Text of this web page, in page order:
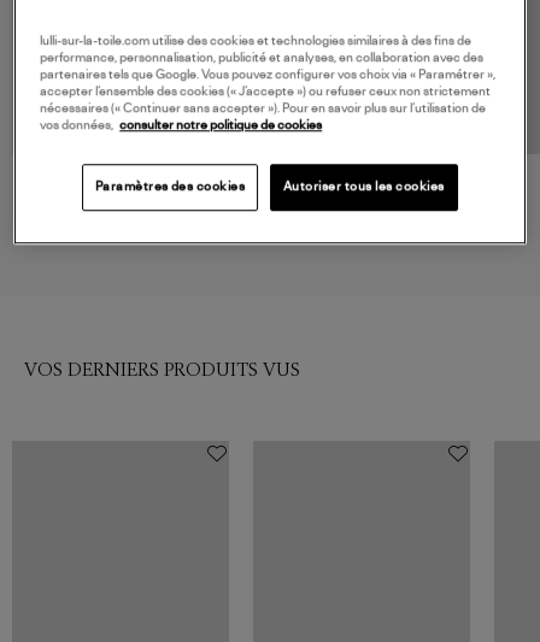
ANINE BING
Robe Tyla Black
COPERNI
Robe Relaxed Flower Black
VOS DERNIERS PRODUITS VUS
lulli-sur-la-toile.com utilise des cookies et technologies similaires à des fins de
performance, personnalisation, publicité et analyses, en collaboration avec des
partenaires tels que Google. Vous pouvez configurer vos choix via « Paramétrer »,
accepter l’ensemble des cookies (« J’accepte ») ou refuser ceux non strictement
nécessaires (« Continuer sans accepter »). Pour en savoir plus sur l’utilisation de
vos données, consulter notre politique de cookies
Paramètres des cookies Autoriser tous les cookies